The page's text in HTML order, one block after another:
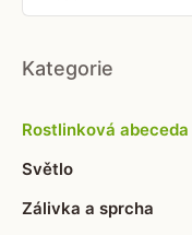
Kategorie
Rostlinková abeceda
Světlo
Zálivka a sprcha